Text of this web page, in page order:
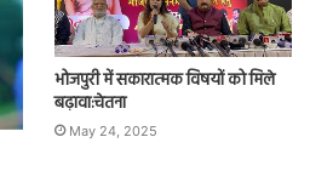
भोजपुरी में सकारात्मक विषयों को मिले
बढ़ावा:चेतना
May 24, 2025